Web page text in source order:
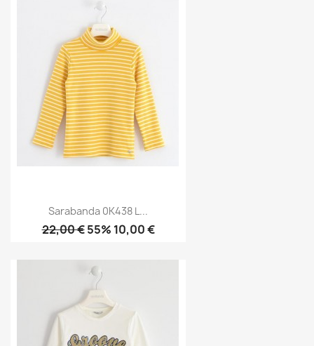
Sarabanda 0K438 L...
22,00 €55% 10,00 €